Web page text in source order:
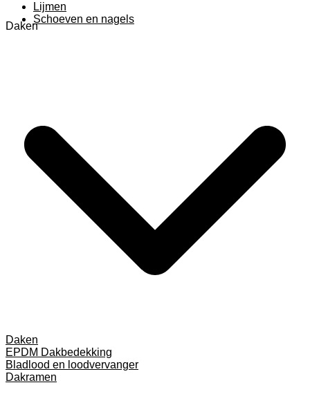
Lijmen
Schoeven en nagels
Daken
Daken
EPDM Dakbedekking
Bladlood en loodvervanger
Dakramen